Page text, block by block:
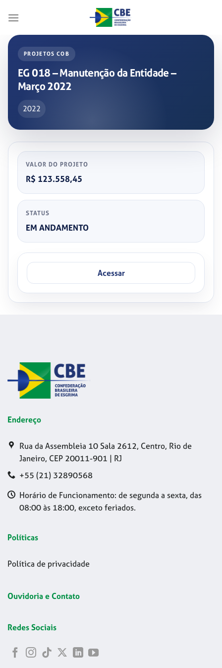
PROJETOS COB
EG 018 – Manutenção da Entidade –
Março 2022
2022
VALOR DO PROJETO
R$ 123.558,45
STATUS
EM ANDAMENTO
Acessar
Endereço
Rua da Assembleia 10 Sala 2612, Centro, Rio de
Janeiro, CEP 20011-901 | RJ
+55 (21) 32890568
Horário de Funcionamento: de segunda a sexta, das
08:00 às 18:00, exceto feriados.
Políticas
Política de privacidade
Ouvidoria e Contato
Redes Sociais